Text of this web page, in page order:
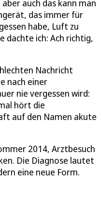
auch das kann man
das immer für
habe, Luft zu
dachte ich: Ach richtig,
Nachricht
nach einer
nie vergessen wird:
hört die
auf den Namen akute
2014, Arztbesuch
Die Diagnose lautet
eine neue Form.